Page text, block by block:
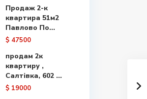
Продаж 2-к
квартира 51м2
Павлово По...
$ 47500
продам 2к
квартиру ,
Салтівка, 602 ...
$ 19000